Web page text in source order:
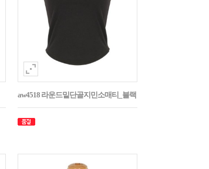
aw4518 라운드밑단골지민소매티_블랙